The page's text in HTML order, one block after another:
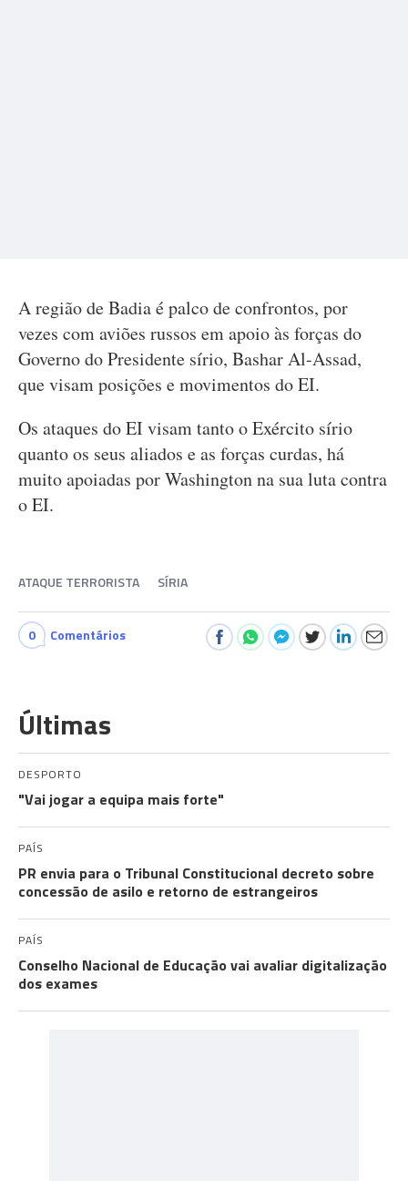
A região de Badia é palco de confrontos, por
vezes com aviões russos em apoio às forças do
Governo do Presidente sírio, Bashar Al-Assad,
que visam posições e movimentos do EI.
Os ataques do EI visam tanto o Exército sírio
quanto os seus aliados e as forças curdas, há
muito apoiadas por Washington na sua luta contra
o EI.
ATAQUE TERRORISTA SÍRIA
0 Comentários
Últimas
DESPORTO
"Vai jogar a equipa mais forte"
PAÍS
PR envia para o Tribunal Constitucional decreto sobre
concessão de asilo e retorno de estrangeiros
PAÍS
Conselho Nacional de Educação vai avaliar digitalização
dos exames